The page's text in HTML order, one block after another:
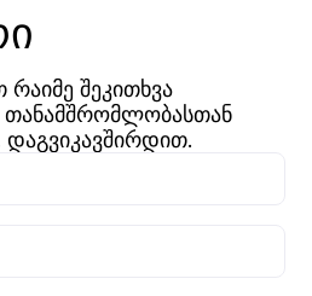
რაიმე შეკითხვა
თანამშრომლობასთან
დაგვიკავშირდით.